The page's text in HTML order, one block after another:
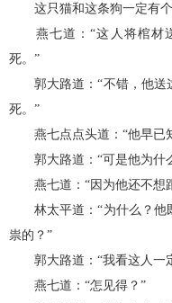
这只猫和这条狗一定有个
燕七道：“这人将棺材送
死。”
郭大路道：“不错，他送
死。”
燕七点点头道：“他早已
郭大路道：“可是他为什
燕七道：“因为他还不想
林太平道：“为什么？他
祟的？”
郭大路道：“我看这人一
燕七道：“怎见得？”